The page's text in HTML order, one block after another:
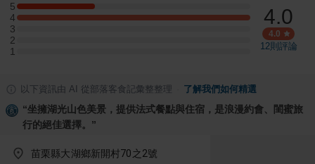
5
5 星：1 則評論
4
4 星：3 則評論
3
3 星：0 則評論
2
2 星：0 則評論
1
1 星：0 則評論
4.0
4.0
12則評論
以下資訊由 AI 從部落客食記彙整整理 了解我們如何精選
“坐擁湖光山色美景，提供法式餐點與住宿，是浪漫約會、閨蜜旅
行的絕佳選擇。 ”
苗栗縣大湖鄉新開村70之2號